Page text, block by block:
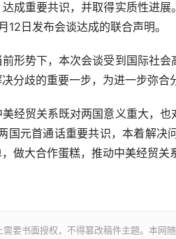
成重要共识，并取得实质性进
12日发布会谈达成的联合声明。
势下，本次会谈受到国际社会
分歧的重要一步，为进一步弥合
贸关系既对两国意义重大，也
国元首通话重要共识，本着解
做大合作蛋糕，推动中美经贸
要书面授权，不得篡改稿件主题。本网